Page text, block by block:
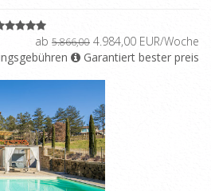
ab 5.866,00 4.984,00 EUR/Woche
Garantiert bester preis